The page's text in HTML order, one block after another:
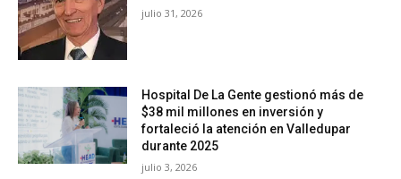
julio 31, 2026
Hospital De La Gente gestionó más de
$38 mil millones en inversión y
fortaleció la atención en Valledupar
durante 2025
julio 3, 2026